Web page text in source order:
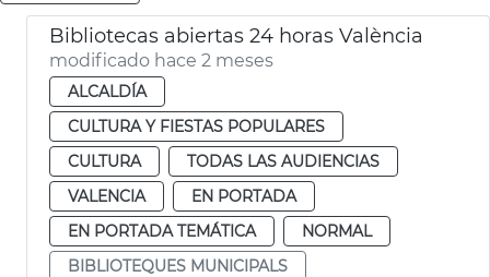
Bibliotecas abiertas 24 horas València
modificado hace 2 meses
ALCALDÍA
CULTURA Y FIESTAS POPULARES
CULTURA
TODAS LAS AUDIENCIAS
VALENCIA
EN PORTADA
EN PORTADA TEMÁTICA
NORMAL
BIBLIOTEQUES MUNICIPALS